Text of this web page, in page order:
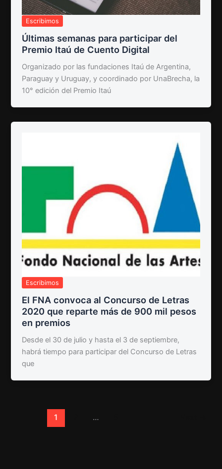
Escribimos
Últimas semanas para participar del
Premio Itaú de Cuento Digital
Organizado por las fundaciones Itaú de Argentina,
Paraguay y Uruguay, y coordinado por UnaBrecha, la
10° edición del Premio Itaú
Escribimos
El FNA convoca al Concurso de Letras
2020 que reparte más de 900 mil pesos
en premios
Desde el 30 de julio y hasta el 3 de septiembre,
habrá tiempo para participar del Concurso de Letras
que
1 …